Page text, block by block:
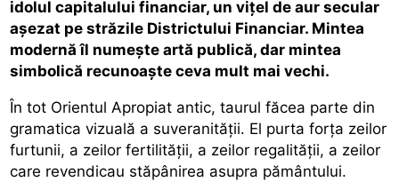
idolul capitalului financiar, un vițel de aur secular
așezat pe străzile Districtului Financiar. Mintea
modernă îl numește artă publică, dar mintea
simbolică recunoaște ceva mult mai vechi.
În tot Orientul Apropiat antic, taurul făcea parte din
gramatica vizuală a suveranității. El purta forța zeilor
furtunii, a zeilor fertilității, a zeilor regalității, a zeilor
care revendicau stăpânirea asupra pământului.